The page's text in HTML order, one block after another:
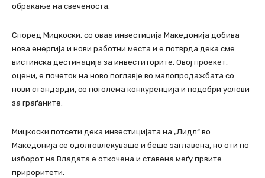
обраќање на свеченоста.
Според Мицкоски, со оваа инвестиција Македонија добива
нова енергија и нови работни места и е потврда дека сме
вистинска дестинација за инвеститорите. Овој проекет,
оцени, е почеток на ново поглавје во малопродажбата со
нови стандарди, со поголема конкуренција и подобри услови
за граѓаните.
Мицкоски потсети дека инвестицијата на „Лидл“ во
Македонија се одолговлекуваше и беше заглавена, но оти по
изборот на Владата е откочена и ставена меѓу првите
прироритети.